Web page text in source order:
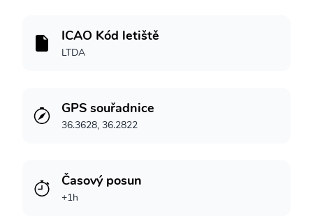
ICAO Kód letiště
LTDA
GPS souřadnice
36.3628, 36.2822
Časový posun
+1h